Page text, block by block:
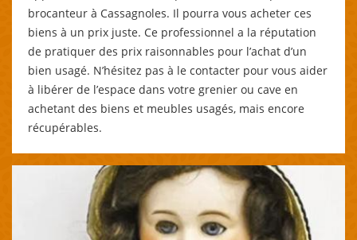
brocanteur à Cassagnoles. Il pourra vous acheter ces
biens à un prix juste. Ce professionnel a la réputation
de pratiquer des prix raisonnables pour l’achat d’un
bien usagé. N’hésitez pas à le contacter pour vous aider
à libérer de l’espace dans votre grenier ou cave en
achetant des biens et meubles usagés, mais encore
récupérables.